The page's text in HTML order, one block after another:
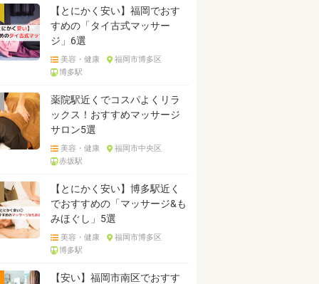
【とにかく安い】福岡でおす
すめの「タイ古式マッサー
ジ」6選
美容・健康
福岡市博多区
博多駅
薬院駅近くでコスパよくリラ
ックス！おすすめマッサージ
サロン5選
美容・健康
福岡市中央区
赤坂駅
【とにかく安い】博多駅近く
でおすすめの「マッサージ&も
みほぐし」5選
美容・健康
福岡市博多区
博多駅
【安い】福岡市南区でおすす